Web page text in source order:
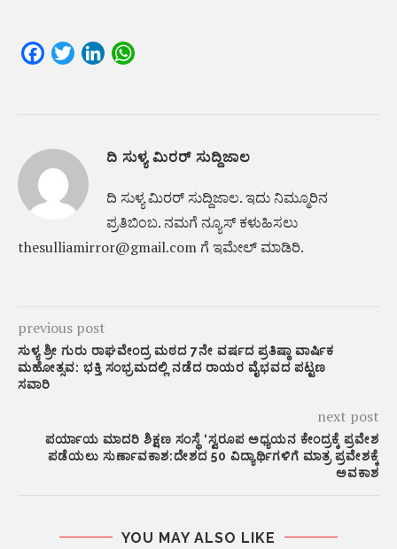
FacebookTwitterLinkedIn
ದಿ ಸುಳ್ಯ ಮಿರರ್ ಸುದ್ದಿಜಾಲ
ದಿ ಸುಳ್ಯ ಮಿರರ್‌ ಸುದ್ದಿಜಾಲ. ಇದು ನಿಮ್ಮೂರಿನ
ಪ್ರತಿಬಿಂಬ. ನಮಗೆ ನ್ಯೂಸ್‌ ಕಳುಹಿಸಲು
thesulliamirror@gmail.com ಗೆ ಇಮೇಲ್ ಮಾಡಿರಿ.
previous post
ಸುಳ್ಯ ಶ್ರೀ ಗುರು ರಾಘವೇಂದ್ರ ಮಠದ 7ನೇ ವರ್ಷದ ಪ್ರತಿಷ್ಠಾ ವಾರ್ಷಿಕ
ಮಹೋತ್ಸವ: ಭಕ್ತಿ ಸಂಭ್ರಮದಲ್ಲಿ ನಡೆದ ರಾಯರ ವೈಭವದ ಪಟ್ಟಣ
ಸವಾರಿ
next post
ಪರ್ಯಾಯ ಮಾದರಿ ಶಿಕ್ಷಣ ಸಂಸ್ಥೆ ‘ಸ್ವರೂಪ ಅಧ್ಯಯನ ಕೇಂದ್ರಕ್ಕೆ ಪ್ರವೇಶ
ಪಡೆಯಲು ಸುರ್ಣಾವಕಾಶ:ದೇಶದ 50 ವಿದ್ಯಾರ್ಥಿಗಳಿಗೆ ಮಾತ್ರ ಪ್ರವೇಶಕ್ಕೆ
ಅವಕಾಶ
YOU MAY ALSO LIKE